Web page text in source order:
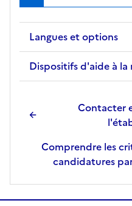
Langues et options
Dispositifs d'aide à la
Contacter
Comprendre les
candidatures